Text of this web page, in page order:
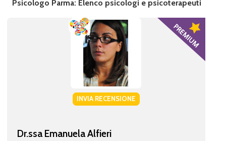
Psicologo Parma: Elenco psicologi e psicoterapeuti
INVIA RECENSIONE
Dr.ssa Emanuela Alfieri